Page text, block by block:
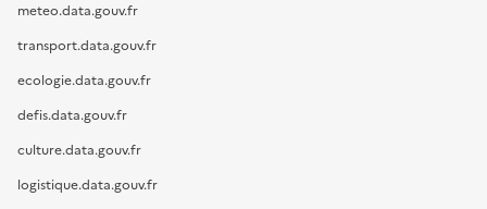
meteo.data.gouv.fr
transport.data.gouv.fr
ecologie.data.gouv.fr
defis.data.gouv.fr
culture.data.gouv.fr
logistique.data.gouv.fr